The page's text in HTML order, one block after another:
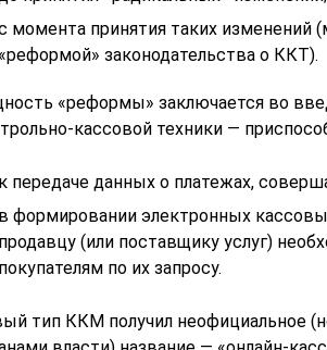
момента принятия таких изменений
законодательства о ККТ).
«реформы» заключается во
кассовой техники —
к передаче данных о платежах,
в формировании электронных
продавцу (или поставщику услуг)
покупателям по их запросу.
тип ККМ получил неофициальное